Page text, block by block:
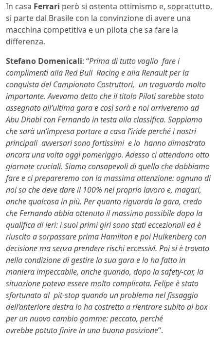
In casa Ferrari però si ostenta ottimismo e, soprattutto,
si parte dal Brasile con la convinzione di avere una
macchina competitiva e un pilota che sa fare la
differenza.
Stefano Domenicali: “Prima di tutto voglio fare i
complimenti alla Red Bull Racing e alla Renault per la
conquista del Campionato Costruttori, un traguardo molto
importante. Avevamo detto che il titolo Piloti sarebbe stato
assegnato all’ultima gara e così sarà e noi arriveremo ad
Abu Dhabi con Fernando in testa alla classifica. Sappiamo
che sarà un’impresa portare a casa l’iride perché i nostri
principali avversari sono fortissimi e lo hanno dimostrato
ancora una volta oggi pomeriggio. Adesso ci attendono otto
giornate cruciali. Siamo consapevoli di quello che dobbiamo
fare e ci prepareremo con la massima attenzione: ognuno di
noi sa che deve dare il 100% nel proprio lavoro e, magari,
anche qualcosa in più. Per quanto riguarda la gara, credo
che Fernando abbia ottenuto il massimo possibile dopo la
qualifica di ieri: i suoi primi giri sono stati eccezionali ed è
riuscito a sorpassare prima Hamilton e poi Hulkenberg con
decisione ma senza prendere rischi eccessivi. Poi si è trovato
nella condizione di gestire la sua gara e lo ha fatto in
maniera impeccabile, anche quando, dopo la safety-car, la
situazione poteva essere molto complicata. Felipe è stato
sfortunato al pit-stop quando un problema nel fissaggio
dell’anteriore destra lo ha costretto a rientrare subito ai box
per un nuovo cambio gomme: peccato, perché
avrebbepotuto finire in una buona posizione“.